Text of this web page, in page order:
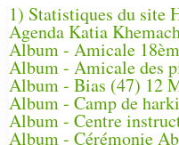
1) Statistiques du site
Agenda Katia
Album - Amicale
Album - Amicale des
Album - Bias (47) 12
Album - Camp de
Album - Centre
Album - Cérémonie